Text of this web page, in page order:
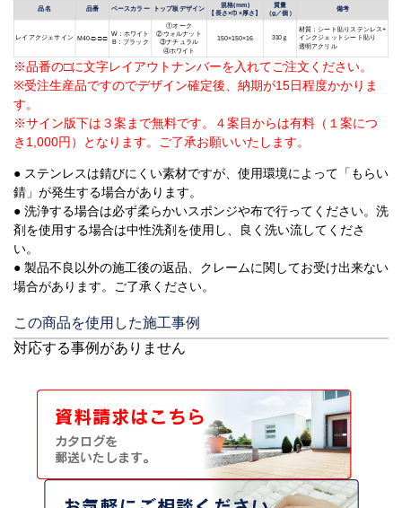
品名 品番 ベースカラー トップ板デザイン
規格(mm)
【長さ×巾×厚さ】
質量
（g／個）
備考
レイアクジェサイン M40-□-□-□
W：ホワイト
B：ブラック
①オーク
②ウォルナット
③ナチュラル
④ホワイト
150×150×16 310ｇ
材質：シート貼りステンレス+
インクジェットシート貼り
透明アクリル
※品番の□に文字レイアウトナンバーを入れてご注文ください。
※受注生産品ですのでデザイン確定後、納期が15日程度かかりま
す。
※サイン版下は３案まで無料です。４案目からは有料（１案につ
き1,000円）となります。ご了承お願いいたします。
● ステンレスは錆びにくい素材ですが、使用環境によって「もらい
錆」が発生する場合があります。
● 洗浄する場合は必ず柔らかいスポンジや布で行ってください。洗
剤を使用する場合は中性洗剤を使用し、良く洗い流してくださ
い。
● 製品不良以外の施工後の返品、クレームに関してお受け出来ない
場合があります。ご了承ください。
この商品を使用した施工事例
対応する事例がありません